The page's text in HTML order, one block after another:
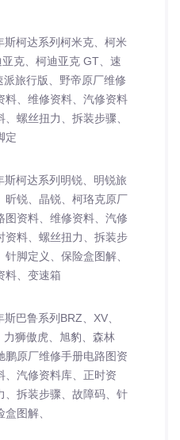
斯柯达系列柯米克、柯米
克、柯迪亚克 GT、速
派旅行版、野帝原厂维修
料、维修资料、汽修资料
、螺丝扭力、拆装步骤、
定
斯柯达系列明锐、明锐旅
昕锐、晶锐、柯珞克原厂
图资料、维修资料、汽修
资料、螺丝扭力、拆装步
脚定义、保险盒图解、
料、变速箱
巴鲁系列BRZ、XV、
力狮傲虎、旭豹、森林
鹏原厂维修手册电路图资
、汽修资料库、正时资
、拆装步骤、故障码、针
图解、